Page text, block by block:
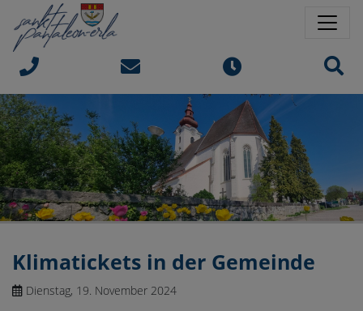
Sprungmarken
Springe direkt zu:
Klimatickets in der Gemeinde
Dienstag, 19. November 2024